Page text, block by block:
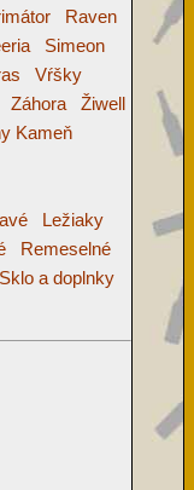
Raven
Simeon
Vŕšky
Záhora
Žiwell
Kameň
Ležiaky
Remeselné
Sklo a doplnky